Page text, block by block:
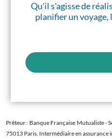
Qu'il s'agisse de
planifier un
Prêteur : Banque Française Mutualiste -
75013 Paris. Intermédiaire en assurance